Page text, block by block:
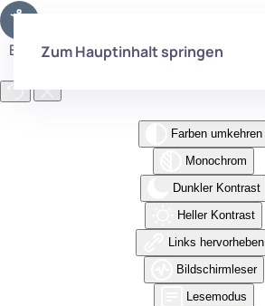
Eingabehilfen öffnen
Farben umkehren
Monochrom
Dunkler Kontrast
Heller Kontrast
Links hervorheben
Bildschirmleser
Lesemodus
Zum Hauptinhalt springen